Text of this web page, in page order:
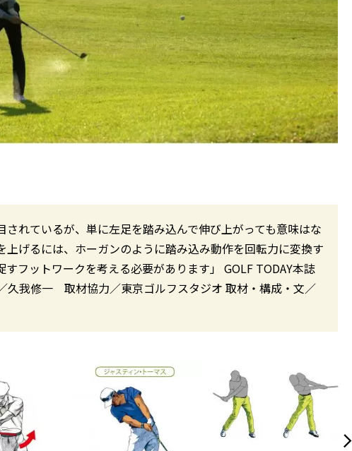
れているが、単に左足を踏み込んで伸び上がっても意味はな
上げるには、ホーガンのように踏み込み動作を回転力に変換す
フットワークを考える必要があります」 GOLF TODAY本誌
久我修一 取材協力／東京ゴルフスタジオ 取材・構成・文／